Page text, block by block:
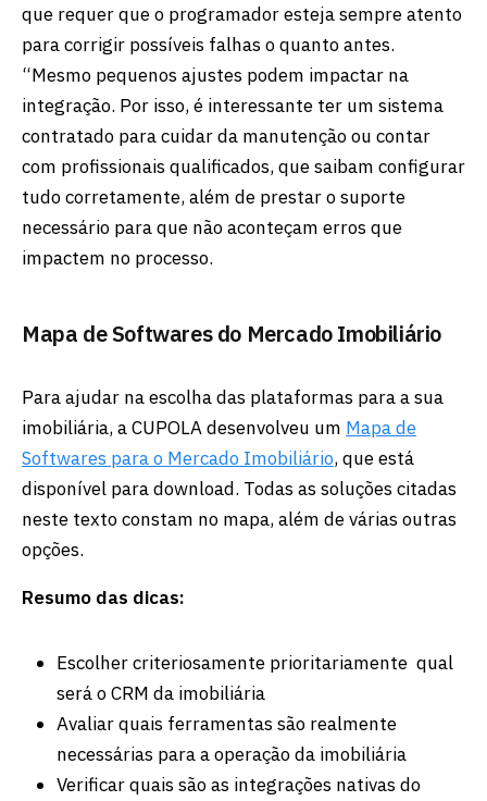
que requer que o programador esteja sempre atento
para corrigir possíveis falhas o quanto antes.
“Mesmo pequenos ajustes podem impactar na
integração. Por isso, é interessante ter um sistema
contratado para cuidar da manutenção ou contar
com profissionais qualificados, que saibam configurar
tudo corretamente, além de prestar o suporte
necessário para que não aconteçam erros que
impactem no processo.
Mapa de Softwares do Mercado Imobiliário
Para ajudar na escolha das plataformas para a sua
imobiliária, a CUPOLA desenvolveu um Mapa de
Softwares para o Mercado Imobiliário, que está
disponível para download. Todas as soluções citadas
neste texto constam no mapa, além de várias outras
opções.
Resumo das dicas:
Escolher criteriosamente prioritariamente qual
será o CRM da imobiliária
Avaliar quais ferramentas são realmente
necessárias para a operação da imobiliária
Verificar quais são as integrações nativas do